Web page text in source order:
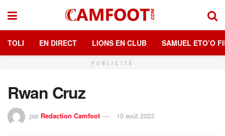
TOLI EN DIRECT LIONS EN CLUB SAMUEL ETO’O
PUBLICITÉ
Rwan Cruz
par Redaction Camfoot 10 août 2023